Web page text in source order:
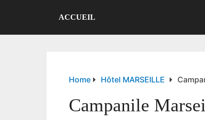
ACCUEIL
Home Hôtel MARSEILLE
Campanile